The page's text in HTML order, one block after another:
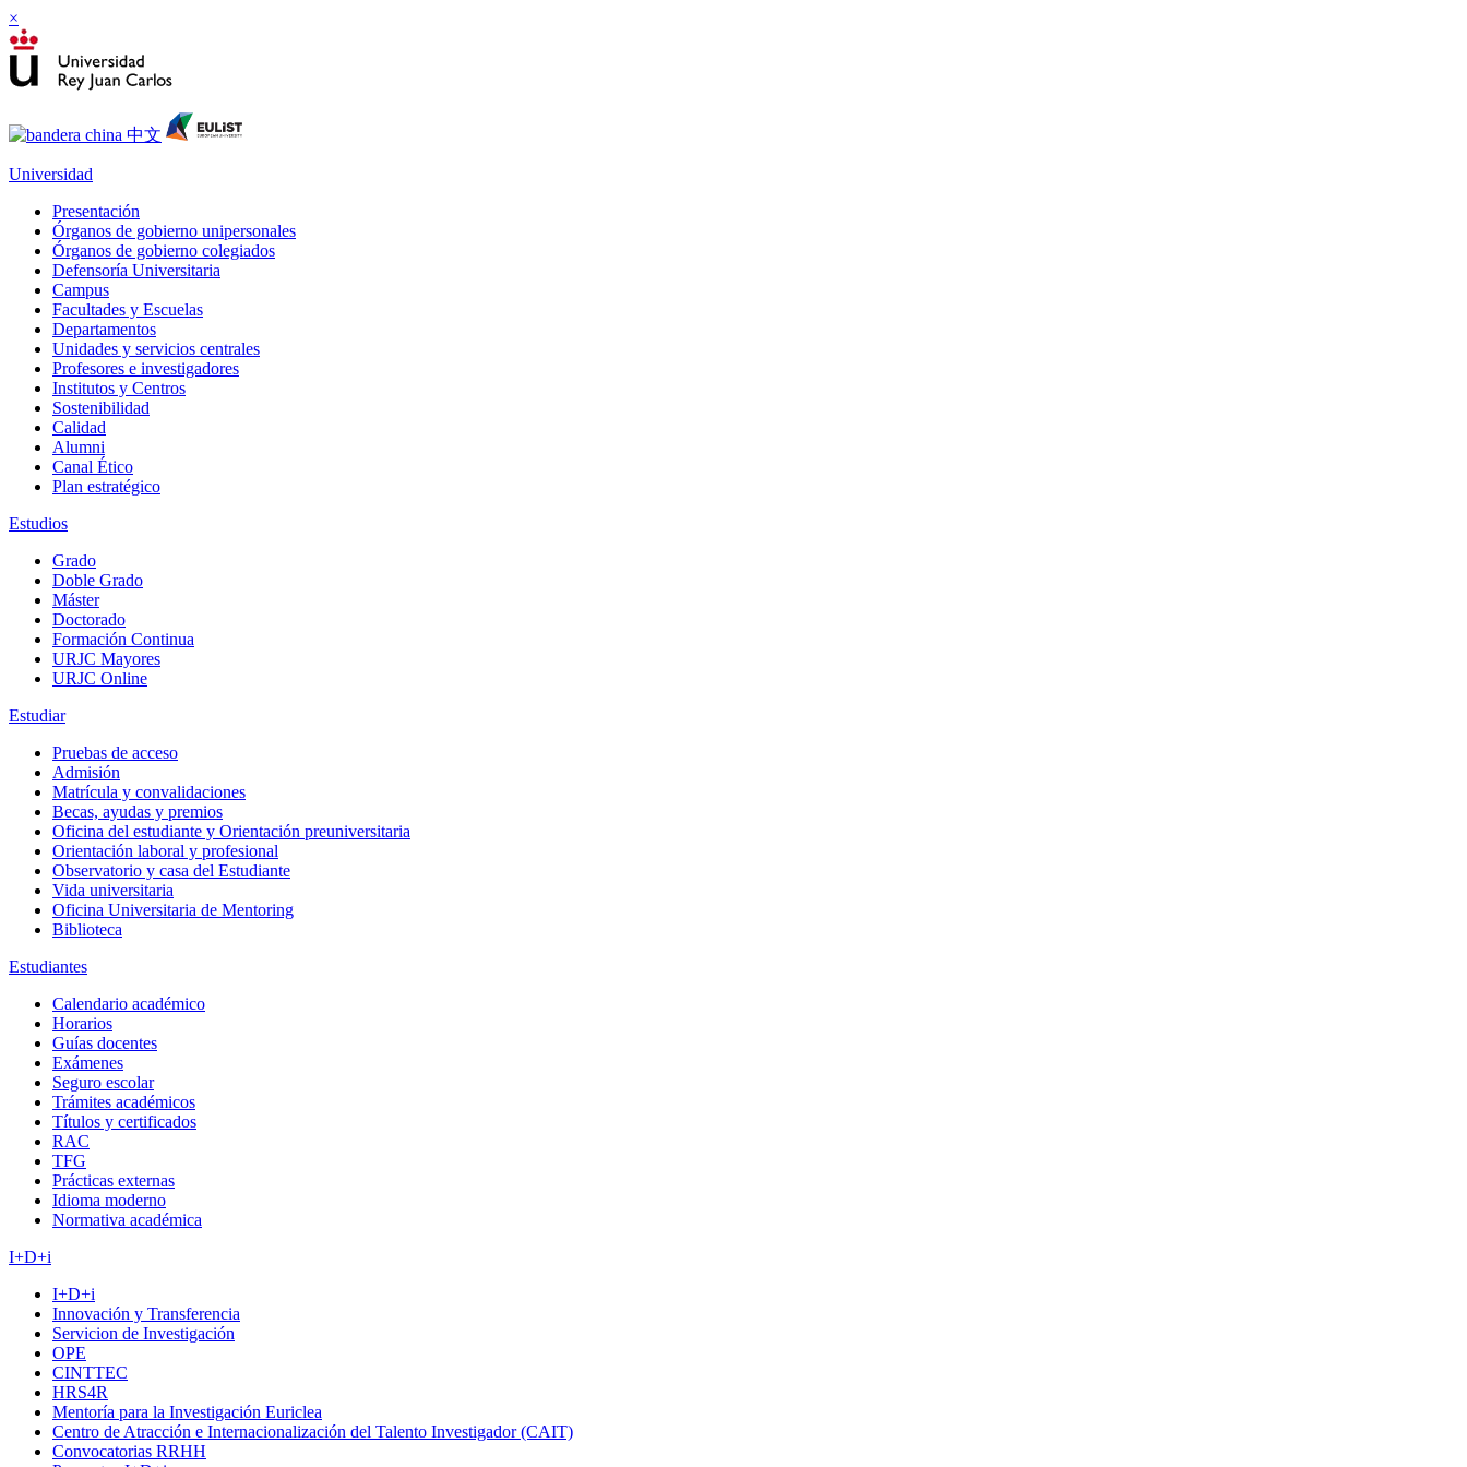
×
Universidad
Presentación
Órganos de gobierno unipersonales
Órganos de gobierno colegiados
Defensoría Universitaria
Campus
Facultades y Escuelas
Departamentos
Unidades y servicios centrales
Profesores e investigadores
Institutos y Centros
Sostenibilidad
Calidad
Alumni
Canal Ético
Plan estratégico
Estudios
Grado
Doble Grado
Máster
Doctorado
Formación Continua
URJC Mayores
URJC Online
Estudiar
Pruebas de acceso
Admisión
Matrícula y convalidaciones
Becas, ayudas y premios
Oficina del estudiante y Orientación preuniversitaria
Orientación laboral y profesional
Observatorio y casa del Estudiante
Vida universitaria
Oficina Universitaria de Mentoring
Biblioteca
Estudiantes
Calendario académico
Horarios
Guías docentes
Exámenes
Seguro escolar
Trámites académicos
Títulos y certificados
RAC
TFG
Prácticas externas
Idioma moderno
Normativa académica
I+D+i
I+D+i
Innovación y Transferencia
Servicion de Investigación
OPE
CINTTEC
HRS4R
Mentoría para la Investigación Euriclea
Centro de Atracción e Internacionalización del Talento Investigador (CAIT)
Convocatorias RRHH